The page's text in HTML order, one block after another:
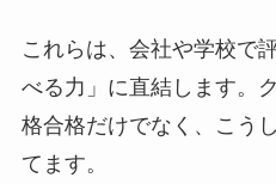
これらは、会社や学校で
べる力」に直結します。
格合格だけでなく、こう
てます。